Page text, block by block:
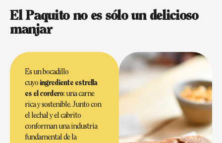
El Paquito no es sólo un delicioso
manjar
Es un bocadillo
cuyoingrediente estrella
es el cordero: una carne
rica y sostenible. Junto con
el lechal y el cabrito
conforman una industria
fundamental de la